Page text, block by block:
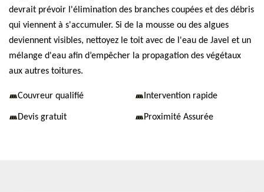
devrait prévoir l'élimination des branches coupées et des débris
qui viennent à s'accumuler. Si de la mousse ou des algues
deviennent visibles, nettoyez le toit avec de l'eau de Javel et un
mélange d'eau afin d’empêcher la propagation des végétaux
aux autres toitures.
Couvreur qualifié Intervention rapide
Devis gratuit Proximité Assurée